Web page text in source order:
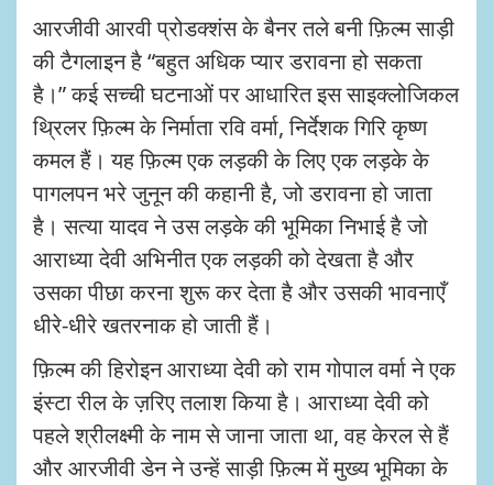
आरजीवी आरवी प्रोडक्शंस के बैनर तले बनी फ़िल्म साड़ी
की टैगलाइन है “बहुत अधिक प्यार डरावना हो सकता
है।” कई सच्ची घटनाओं पर आधारित इस साइक्लोजिकल
थ्रिलर फ़िल्म के निर्माता रवि वर्मा, निर्देशक गिरि कृष्ण
कमल हैं। यह फ़िल्म एक लड़की के लिए एक लड़के के
पागलपन भरे जुनून की कहानी है, जो डरावना हो जाता
है। सत्या यादव ने उस लड़के की भूमिका निभाई है जो
आराध्या देवी अभिनीत एक लड़की को देखता है और
उसका पीछा करना शुरू कर देता है और उसकी भावनाएँ
धीरे-धीरे खतरनाक हो जाती हैं।
फ़िल्म की हिरोइन आराध्या देवी को राम गोपाल वर्मा ने एक
इंस्टा रील के ज़रिए तलाश किया है। आराध्या देवी को
पहले श्रीलक्ष्मी के नाम से जाना जाता था, वह केरल से हैं
और आरजीवी डेन ने उन्हें साड़ी फ़िल्म में मुख्य भूमिका के